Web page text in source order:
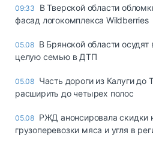
09:33
В Тверской области
фасад логокомплекса Wildberries
05.08 В Брянской области осудят
целую семью в ДТП
05.08 Часть дороги из Калуги до
расширить до четырех полос
05.08 РЖД анонсировала скидки
грузоперевозки мяса и угля в